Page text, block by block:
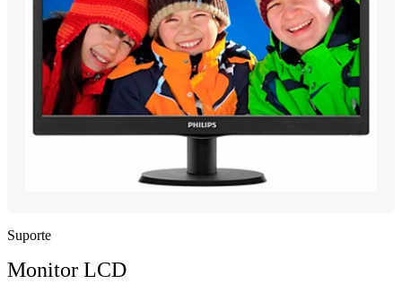
Suporte
Monitor LCD